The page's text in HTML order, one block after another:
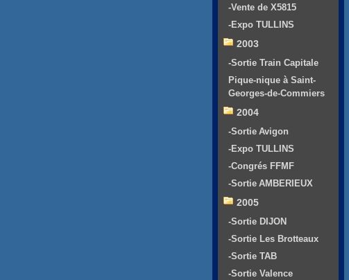
-Vente de X5815
-Expo TULLINS
2003
-Sortie Train Capitale
Pique-nique à Saint-
Georges-de-Commiers
2004
-Sortie Avigon
-Expo TULLINS
-Congrés FFMF
-Sortie AMBERIEUX
2005
-Sortie DIJON
-Sortie Les Brotteaux
-Sortie TAB
-Sortie Valence